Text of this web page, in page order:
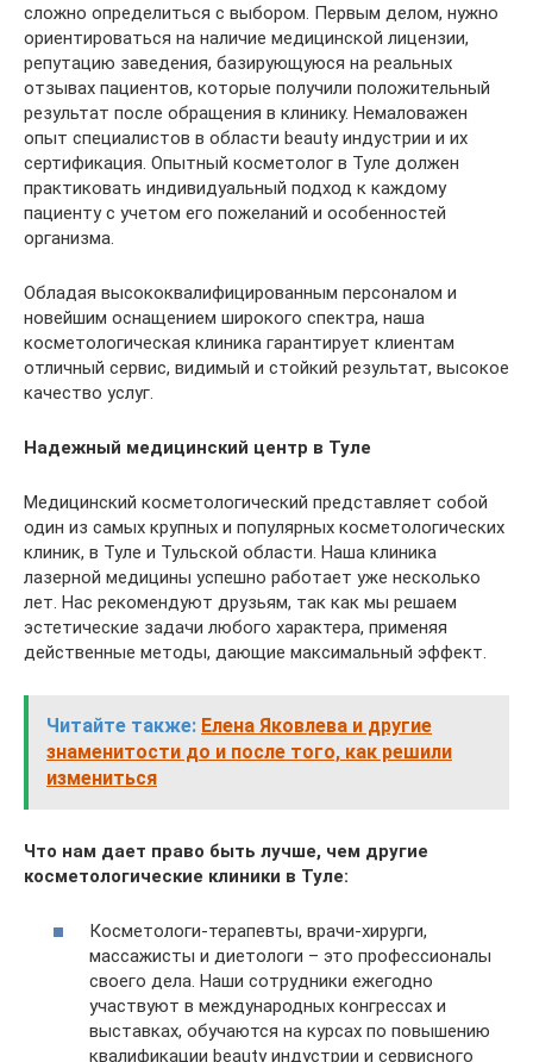
сложно определиться с выбором. Первым делом, нужно
ориентироваться на наличие медицинской лицензии,
репутацию заведения, базирующуюся на реальных
отзывах пациентов, которые получили положительный
результат после обращения в клинику. Немаловажен
опыт специалистов в области beauty индустрии и их
сертификация. Опытный косметолог в Туле должен
практиковать индивидуальный подход к каждому
пациенту с учетом его пожеланий и особенностей
организма.
Обладая высококвалифицированным персоналом и
новейшим оснащением широкого спектра, наша
косметологическая клиника гарантирует клиентам
отличный сервис, видимый и стойкий результат, высокое
качество услуг.
Надежный медицинский центр в Туле
Медицинский косметологический представляет собой
один из самых крупных и популярных косметологических
клиник, в Туле и Тульской области. Наша клиника
лазерной медицины успешно работает уже несколько
лет. Нас рекомендуют друзьям, так как мы решаем
эстетические задачи любого характера, применяя
действенные методы, дающие максимальный эффект.
Читайте также: Елена Яковлева и другие
знаменитости до и после того, как решили
измениться
Что нам дает право быть лучше, чем другие
косметологические клиники в Туле:
Косметологи-терапевты, врачи-хирурги,
массажисты и диетологи – это профессионалы
своего дела. Наши сотрудники ежегодно
участвуют в международных конгрессах и
выставках, обучаются на курсах по повышению
квалификации beauty индустрии и сервисного